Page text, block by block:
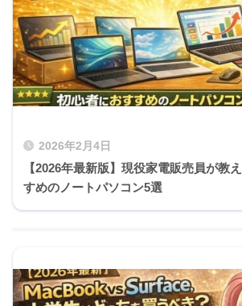
2026年2月4日
【2026年最新版】現役家電販売員が教
すめのノートパソコン5選